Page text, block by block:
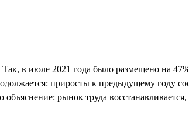
в июле 2021 года было размещено на
приросты к предыдущему году
рынок труда